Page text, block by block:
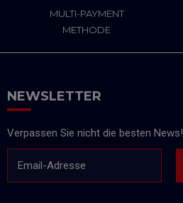
MULTI-PAYMENT
METHODE
NEWSLETTER
Verpassen Sie nicht die besten News!
Email-Adresse